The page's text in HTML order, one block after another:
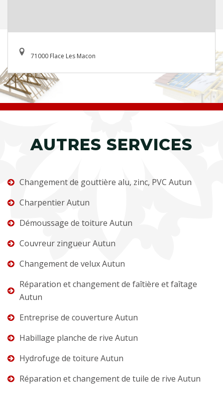
71000 Flace Les Macon
AUTRES SERVICES
Changement de gouttière alu, zinc, PVC Autun
Charpentier Autun
Démoussage de toiture Autun
Couvreur zingueur Autun
Changement de velux Autun
Réparation et changement de faîtière et faîtage
Autun
Entreprise de couverture Autun
Habillage planche de rive Autun
Hydrofuge de toiture Autun
Réparation et changement de tuile de rive Autun